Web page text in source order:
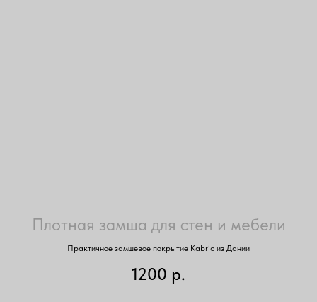
Плотная замша для стен и мебели
Практичное замшевое покрытие Kabric из Дании
1200 р.